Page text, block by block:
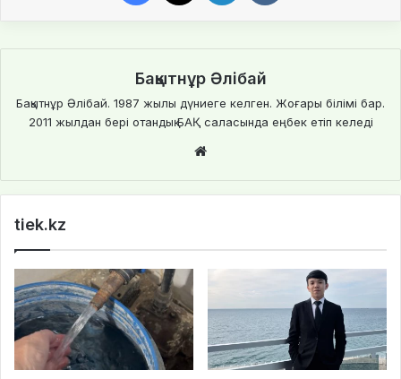
Бақытнұр Әлібай
Бақытнұр Әлібай. 1987 жылы дүниеге келген. Жоғары білімі бар.
2011 жылдан бері отандық БАҚ саласында еңбек етіп келеді
te
tiek.kz